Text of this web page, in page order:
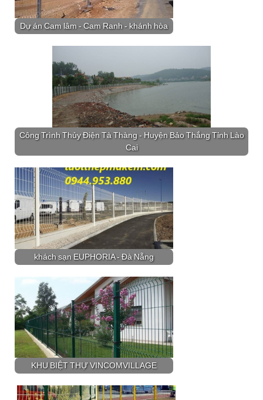
Dự án Cam lâm - Cam Ranh - khánh hòa
Công Trình Thủy Điện Tà Thàng - Huyện Bảo Thắng Tỉnh Lào
Cai
khách sạn EUPHORIA - Đà Nẵng
KHU BIỆT THỰ VINCOMVILLAGE